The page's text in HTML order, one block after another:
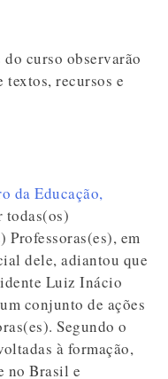
curso observarão
textos, recursos e
da Educação,
todas(os)
Professoras(es), em
dele, adiantou que
Luiz Inácio
conjunto de ações
Segundo o
à formação,
no Brasil e